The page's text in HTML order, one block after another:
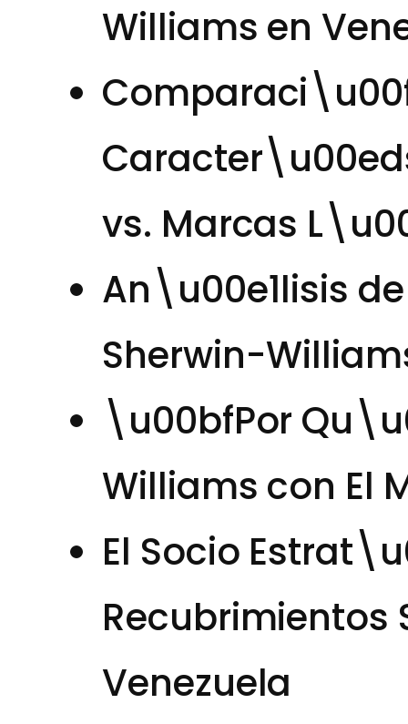
Williams en
vs. Marcas
An\u00e1lisis
Sherwin-
\u00bfPor
Williams con El
El Socio
Recubrimientos
Venezuela